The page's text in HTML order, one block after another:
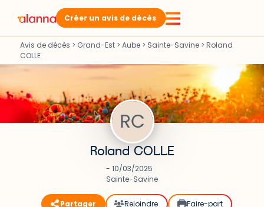
Créer un avis de décès
Avis de décès > Grand-Est > Aube > Sainte-Savine > Roland
COLLE
Roland COLLE
- 10/03/2025
Sainte-Savine
Partager Rejoindre Faire-part